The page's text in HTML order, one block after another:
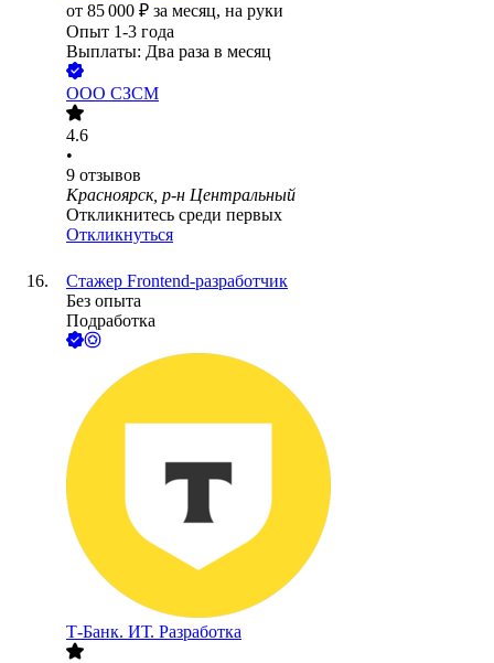
от 85 000 ₽ за месяц, на руки
Опыт 1-3 года
Выплаты: Два раза в месяц
ООО СЗСМ
4.6
•
9 отзывов
Красноярск, р-н Центральный
Откликнитесь среди первых
Откликнуться
Стажер Frontend-разработчик
Без опыта
Подработка
Т-Банк. ИТ. Разработка